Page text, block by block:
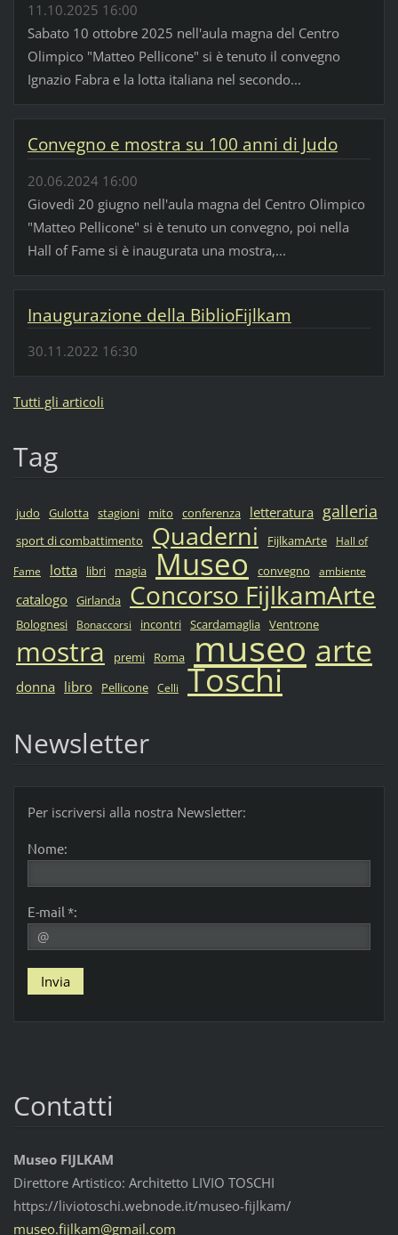
11.10.2025 16:00
Sabato 10 ottobre 2025 nell'aula magna del Centro
Olimpico "Matteo Pellicone" si è tenuto il convegno
Ignazio Fabra e la lotta italiana nel secondo...
Convegno e mostra su 100 anni di Judo
20.06.2024 16:00
Giovedì 20 giugno nell'aula magna del Centro Olimpico
"Matteo Pellicone" si è tenuto un convegno, poi nella
Hall of Fame si è inaugurata una mostra,...
Inaugurazione della BiblioFijlkam
30.11.2022 16:30
Tutti gli articoli
Tag
judo Gulotta stagioni mito conferenza letteratura galleria
sport di combattimento Quaderni FijlkamArte
Hall of
Fame
lotta libri magia Museo convegno ambiente
catalogo Girlanda Concorso FijlkamArte
Bolognesi Bonaccorsi incontri Scardamaglia Ventrone
mostra premi Roma museo arte
donna libro Pellicone Celli Toschi
Newsletter
Per iscriversi alla nostra Newsletter:
Nome:
E-mail *:
Contatti
Museo FIJLKAM
Direttore Artistico: Architetto LIVIO TOSCHI
https://liviotoschi.webnode.it/museo-fijlkam/
museo.fijlkam@gmail.com